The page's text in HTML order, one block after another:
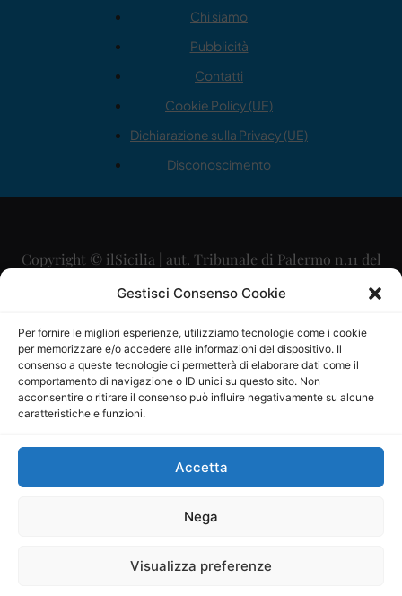
Gestisci Consenso Cookie
Per fornire le migliori esperienze, utilizziamo tecnologie come i cookie
per memorizzare e/o accedere alle informazioni del dispositivo. Il
consenso a queste tecnologie ci permetterà di elaborare dati come il
comportamento di navigazione o ID unici su questo sito. Non
acconsentire o ritirare il consenso può influire negativamente su alcune
caratteristiche e funzioni.
Accetta
Nega
Visualizza preferenze
Chi siamo
Pubblicità
Contatti
Cookie Policy (UE)
Dichiarazione sulla Privacy (UE)
Disconoscimento
Copyright © ilSicilia | aut. Tribunale di Palermo n.11 del
29/09/2015
Direttore Editoriale: Maurizio Scaglione
Direttore Responsabile: Maria Calabrese
P.IVA: 06334930820
Mercurio Comunicazione Società Cooperativa a r.l. è
iscritta al Registro degli Operatori di Comunicazione al
Sito gestito daLa Digitale srl–info@ladigitale.it